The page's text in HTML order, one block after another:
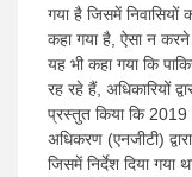
गया है जिसमें
कहा गया है, ऐसा न
यह भी कहा गया कि
रह रहे हैं, अधिकारियों
प्रस्तुत किया कि 2019
अधिकरण (एनजीटी)
जिसमें निर्देश दिया गया